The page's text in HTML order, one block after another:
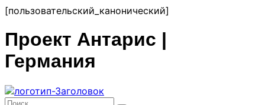
перейти
[пользовательский_канонический]
Проект Антарис |
Германия